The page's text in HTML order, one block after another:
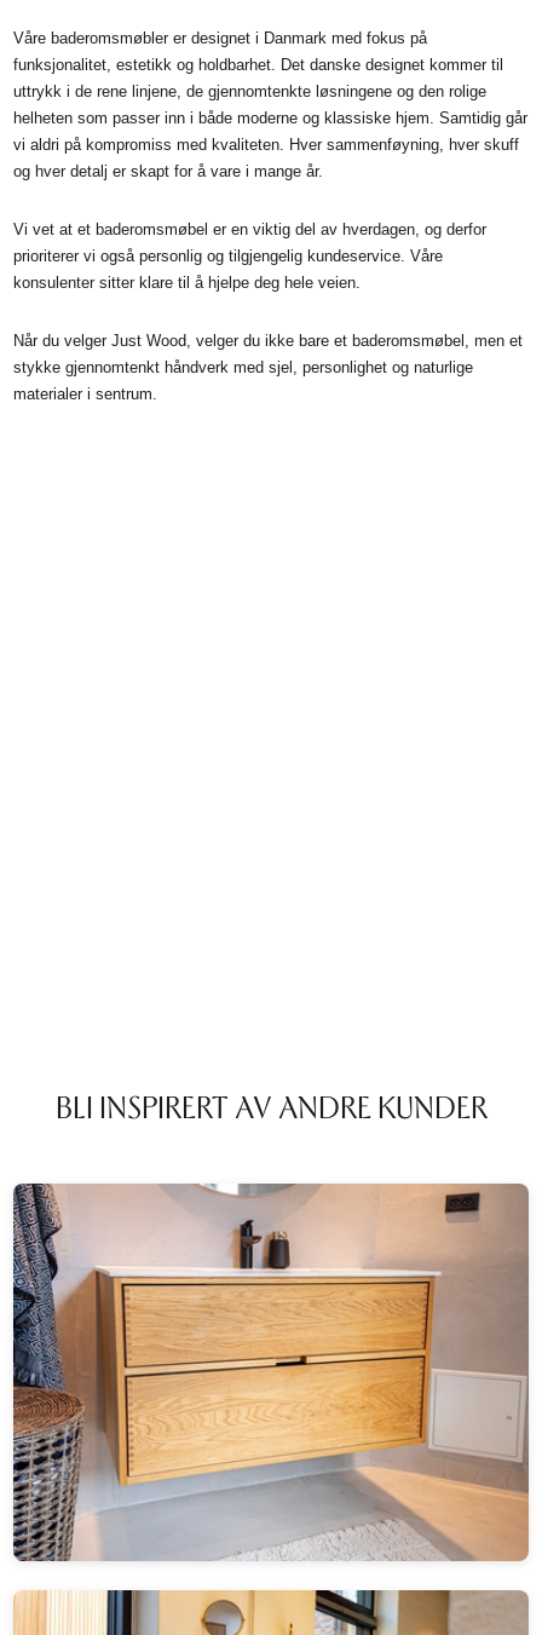
Våre baderomsmøbler er designet i Danmark med fokus på
funksjonalitet, estetikk og holdbarhet. Det danske designet kommer til
uttrykk i de rene linjene, de gjennomtenkte løsningene og den rolige
helheten som passer inn i både moderne og klassiske hjem. Samtidig går
vi aldri på kompromiss med kvaliteten. Hver sammenføyning, hver skuff
og hver detalj er skapt for å vare i mange år.
Vi vet at et baderomsmøbel er en viktig del av hverdagen, og derfor
prioriterer vi også personlig og tilgjengelig kundeservice. Våre
konsulenter sitter klare til å hjelpe deg hele veien.
Når du velger Just Wood, velger du ikke bare et baderomsmøbel, men et
stykke gjennomtenkt håndverk med sjel, personlighet og naturlige
materialer i sentrum.
BLI INSPIRERT AV ANDRE KUNDER